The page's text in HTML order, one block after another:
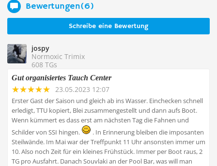
Bewertungen(6)
Schreibe eine Bewertung
jospy
Normoxic Trimix
608 TGs
Gut organisiertes Tauch Center
23.05.2023 12:07
Erster Gast der Saison und gleich ab ins Wasser. Einchecken schnell
erledigt, TTU kopiert, Blei zusammengestellt und dann aufs Boot.
Wenn kümmert es dass erst am nächsten Tag die Fahnen und
Schilder von SSI hingen.
. In Erinnerung bleiben die imposanten
Steilwände. Im Mai war der Treffpunkt 11 Uhr ansonsten immer um
10. Also noch Zeit für ein kleines Frühstück. Immer per Boot raus, 2
TG pro Ausfahrt. Danach Souvlaki an der Pool Bar, was will man